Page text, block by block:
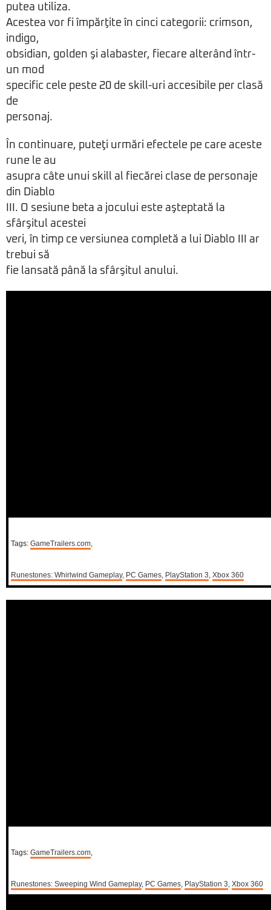
putea utiliza.
Acestea vor fi împărţite în cinci categorii: crimson,
indigo,
obsidian, golden şi alabaster, fiecare alterând într-
un mod
specific cele peste 20 de skill-uri accesibile per clasă
de
personaj.
În continuare, puteţi urmări efectele pe care aceste
rune le au
asupra câte unui skill al fiecărei clase de personaje
din Diablo
III. O sesiune beta a jocului este aşteptată la
sfârşitul acestei
veri, în timp ce versiunea completă a lui Diablo III ar
trebui să
fie lansată până la sfârşitul anului.
Tags: GameTrailers.com,
Runestones: Whirlwind Gameplay, PC Games, PlayStation 3, Xbox 360
Tags: GameTrailers.com,
Runestones: Sweeping Wind Gameplay, PC Games, PlayStation 3, Xbox 360